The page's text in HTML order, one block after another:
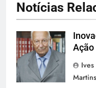
Notícias
Andreia Tarelow
Ação
Martins